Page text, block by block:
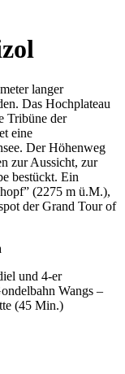
langer
Das Hochplateau
Tribüne der
eine
Der Höhenweg
zur Aussicht, zur
bestückt. Ein
(2275 m ü.M.),
der Grand Tour of
und 4-er
Wangs –
(45 Min.)